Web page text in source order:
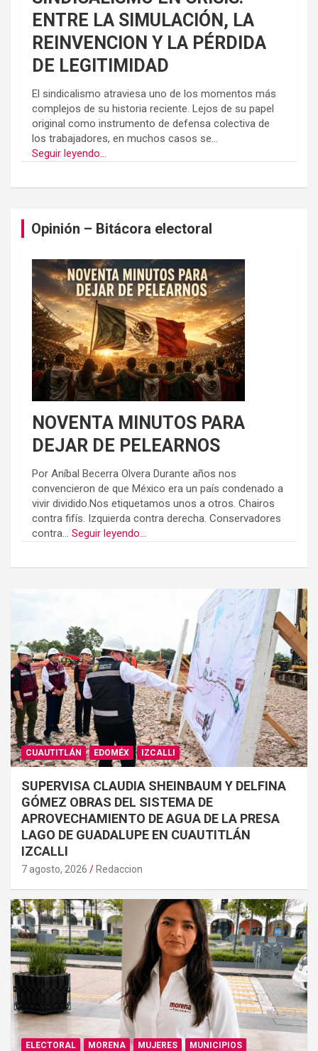
ENTRE LA SIMULACIÓN, LA
REINVENCION Y LA PÉRDIDA
DE LEGITIMIDAD
El sindicalismo atraviesa uno de los momentos más
complejos de su historia reciente. Lejos de su papel
original como instrumento de defensa colectiva de
los trabajadores, en muchos casos se...
Seguir leyendo...
Opinión – Bitácora electoral
NOVENTA MINUTOS PARA
DEJAR DE PELEARNOS
Por Aníbal Becerra Olvera Durante años nos
convencieron de que México era un país condenado a
vivir dividido.Nos etiquetamos unos a otros. Chairos
contra fifís. Izquierda contra derecha. Conservadores
contra... Seguir leyendo...
CUAUTITLÁN EDOMÉX IZCALLI
SUPERVISA CLAUDIA SHEINBAUM Y DELFINA
GÓMEZ OBRAS DEL SISTEMA DE
APROVECHAMIENTO DE AGUA DE LA PRESA
LAGO DE GUADALUPE EN CUAUTITLÁN
IZCALLI
7 agosto, 2026 Redaccion
ELECTORAL MORENA MUJERES
MUNICIPIOS